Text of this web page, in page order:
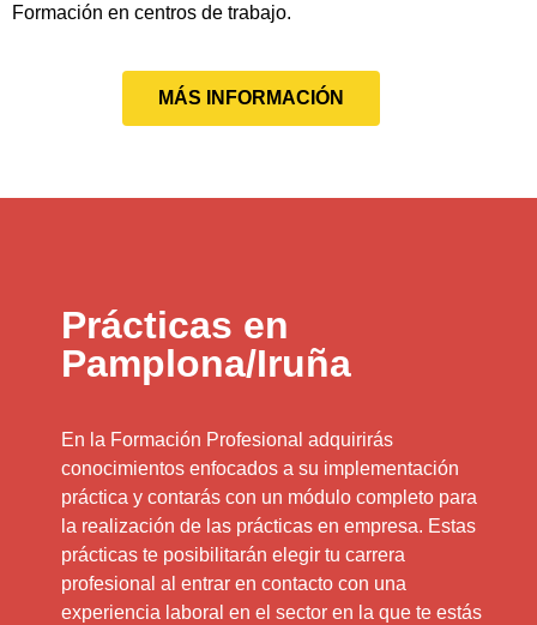
Formación en centros de trabajo.
MÁS INFORMACIÓN
Prácticas en
Pamplona/Iruña
En la Formación Profesional adquirirás
conocimientos enfocados a su implementación
práctica y contarás con un módulo completo para
la realización de las prácticas en empresa. Estas
prácticas te posibilitarán elegir tu carrera
profesional al entrar en contacto con una
experiencia laboral en el sector en la que te estás